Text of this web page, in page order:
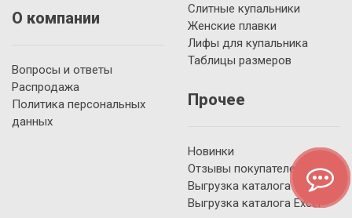
О компании
Вопросы и ответы
Распродажа
Политика персональных
данных
Слитные купальники
Женские плавки
Лифы для купальника
Таблицы размеров
Прочее
Новинки
Отзывы покупателей
Выгрузка каталога YML
Выгрузка каталога Excel